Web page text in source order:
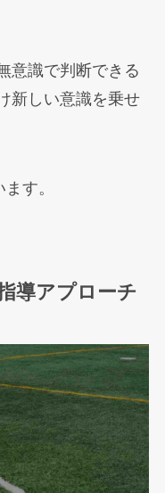
意識で判断できる
新しい意識を乗せ
す。
導アプローチ